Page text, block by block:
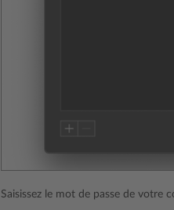
Saisissez le mot de passe de votre